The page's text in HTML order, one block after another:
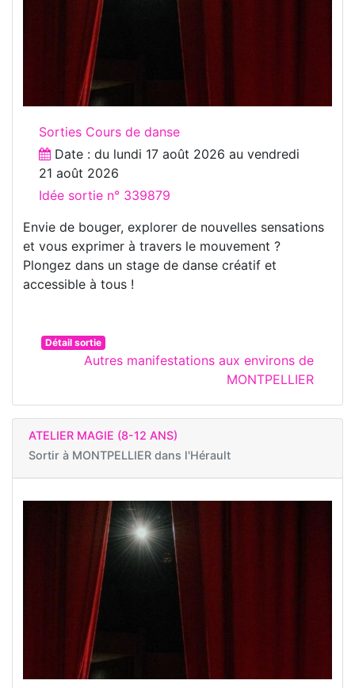
Sorties Cours de danse
Date : du lundi 17 août 2026 au vendredi
21 août 2026
Idée sortie n° 339879
Envie de bouger, explorer de nouvelles sensations
et vous exprimer à travers le mouvement ?
Plongez dans un stage de danse créatif et
accessible à tous !
Détail sortie
Autres manifestations aux environs de
MONTPELLIER
ATELIER MAGIE (8-12 ANS)
Sortir à MONTPELLIER dans l'Hérault